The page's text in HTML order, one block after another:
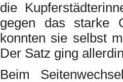
die
gegen das starke
konnten sie selbst
Der Satz ging
Beim